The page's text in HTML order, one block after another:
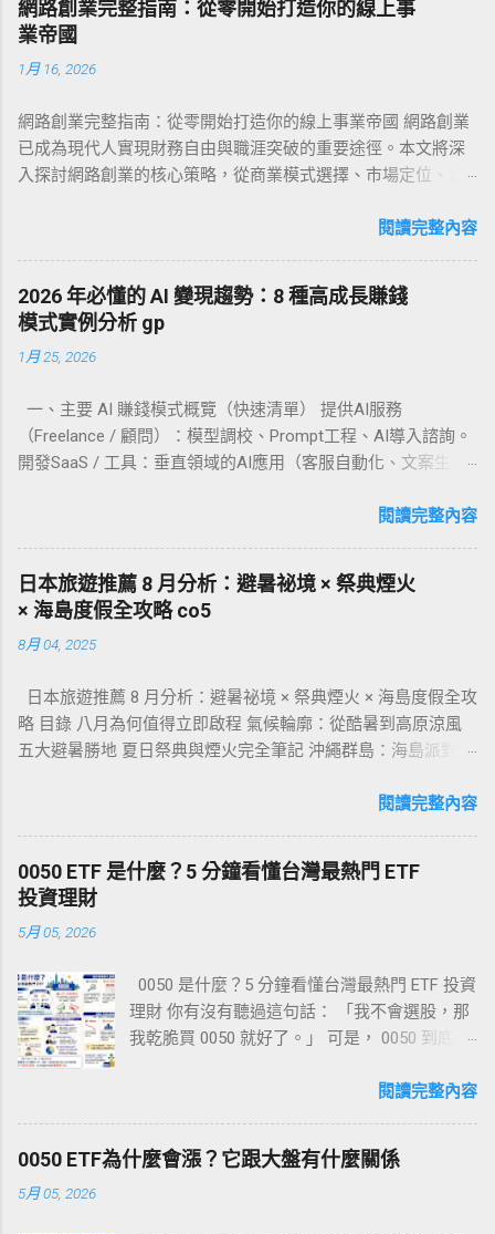
landscape of global connectivity. 1. Amphenol
harnesses within automobiles and aircraft to
connectors are the foundational components
that ensure reliable electrical and signal
continuity. They are the backbone of modern
maintenance, and guaranteeing robust
interconnectivity across countless applications.
As a global epicenter of electronics
manufacturing and connector innovation,
Taiwan has firmly established itself as a leading
manufacturers are globally recognized for their
unwave...
網路創業完整指南：從零開始打造你的線上事
業帝國
1月 16, 2026
網路創業完整指南：從零開始打造你的線上事業帝國 網路創業
已成為現代人實現財務自由與職涯突破的重要途徑。本文將深
入探討網路創業的核心策略，從商業模式選擇、市場定位、流
商平台販售商品、經營內容創作、提供線上服務，或是建立訂
我們將分享成功案例、常見陷阱，以及如何在競爭激烈的數位
市場中脫穎而出的關鍵策略。 文章目錄 什麼是網路創業？定義
與核心概念 探討網路創業的本質、與傳統創業的差異，以及為
何它成為當代最具潛力的商業模式。 網路創業的七大商業模式
徑，幫助你找到最適合的方向。 市場研究與利基選擇策略 學習
如何進行有效的市場調查，找出競爭較小但需求明確的利基市
場，降低創業風險。 打造個人品牌與商業定位 了解如何建立獨
取的五大核心管道 掌握SEO、社群媒體、付費廣告、內容行銷
與聯盟行銷的實戰技巧，建立穩定客源。 轉換率優化與銷售漏
斗設計 學習如何將訪客轉化為付費客戶，透過漏斗思維提升整
體營收表現。 網路創業的多元變現策略 探索廣告收入、聯盟行
銷、數位產品銷售、訂閱制等不同收益模式的優缺點。 網路創
業必備工具與平台 介紹架站工具、電商平台、行銷自動化系統
誤 分析失敗案例，幫助你避開常見陷阱，節省時間與金錢成
本。 事業擴張與自動化系統建立 當事業穩定後，如何透過系統
化與團隊建立實現規模化成長。 什麼是網路創業？定義與核心
閱讀完整內容
2026 年必懂的 AI 變現趨勢：8 種高成長賺錢
模式實例分析 gp
1月 25, 2026
一、主要 AI 賺錢模式概覽（快速清單） 提供AI服務
（Freelance / 顧問）：模型調校、Prompt工程、AI導入諮詢。
開發SaaS / 工具：垂直領域的AI應用（客服自動化、文案生
章、影片、電子書、線上課程、付費社群。 自動化代營運：用
型孵化：收集/標註數據、售賣資料集或自訓模型。 代理/整合
API：把大型模型（OpenAI、Anthropic等）包裝成垂直解決方
案銷售。 交易與量化策略：利用AI做策略研究與自動下單（高
風險）。 教育與培訓：開課、工作坊、企業內訓、顧問報酬。
（Freelance）— 內容、Prompt工程、模型微調 步驟：建立作
品集 → 在平台刊登（Upwork、Fiverr、台灣的接案平台）→ 用
案例說明提升報價。 技能：Prompt設計、API使用、基礎
中案 $$$1{,}000–5{,}000$$、長期顧問每月可達 $$$2{,}000–
10{,}000$$。 風險：平台競爭、無穩定客戶。解法：建立長期
合約與口碑。 創建AI SaaS（產品化） 步驟：找利基市場 → 骨
幹功能最小可行產品（MVP）→ 使用第三方模型（降低研發）
→ 測試、收費訂閱。 技能：產品管理、後端（API整合）、前
端、雲端部署、安全合規。 收益模式：訂閱制（SaaS）、API
–1{,}000$$（取決用量）、開發人力 $$$10{,}000+$$。 風險：
競品快速跟進、資料隱私、API成本上升。策略：差異化功能與
垂直化。 內容與個人品牌變現 步驟：選利基（如財經、健康、
程式教學）→ 用AI輔助大量產出→ 建立YouTube/部落格/電子
報→ 廣告、贊助、付費會員、課程。 技能：內容策劃、SEO、
影片剪輯、社群運營。 收益估算：單一優質頻道月入可從
$$$500$$ 到 $$$20{,}000+$$（取決流量與變現方式）。 風
閱讀完整內容
日本旅遊推薦 8 月分析：避暑祕境 × 祭典煙火
× 海島度假全攻略 co5
8月 04, 2025
日本旅遊推薦 8 月分析：避暑祕境 × 祭典煙火 × 海島度假全攻
略 目錄 八月為何值得立即啟程 氣候輪廓：從酷暑到高原涼風
五大避暑勝地 夏日祭典與煙火完全筆記 沖繩群島：海島派對與
則：東京、大阪、名古屋 交通、住宿與預算地圖 行李清單與防
險 生態體驗 × 可持續旅行 結語：留下屬於盛夏的記憶 1. 八月
為何值得立即啟程 日本 8 月進入盛夏，夏季祭典、烟火大會、
高山避暑與海島度假同時引爆，旅人能一次擁抱「酷熱 × 涼爽
× 傳統 × 派對」四重奏。 每年 8 月 13–16 日的盂蘭盆週
與祭典的最佳時點。 北緯差異使北海道清涼、沖繩海溫舒適，
本州平原雖炙熱卻布滿空調密集的城市設施與夜間花火。 2. 氣
候輪廓：從酷暑到高原涼風 區域 平均日高 (°C) 平均夜低 (°C)
體感特色 推薦著裝 北海道 22–26 15–20 日夜溫差大，晚間宜
外套 薄長袖 + 風衣 東京／大阪 31–34 26–28 高溫高濕，城市
空調多 速乾短袖 + 遮陽帽 輕井澤 22–26 16–19 森林涼意 薄針
織 + 休閒鞋 沖繩 30–32 27–28 海風涼感、紫外線強 透氣短袖
+ 防 UV 泳衣 訣竅：同一趟旅程跨區移動時，請把「速乾排汗
衫＋薄羽絨」打包在一起，兼顧平原酷暑與高山夜寒。 3. 五大
閱讀完整內容
0050 ETF 是什麼？5 分鐘看懂台灣最熱門 ETF
投資理財
5月 05, 2026
0050 是什麼？5 分鐘看懂台灣最熱門 ETF 投資
理財 你有沒有聽過這句話： 「我不會選股，那
我乾脆買 0050 就好了。」 可是， 0050 到底是
是在買什麼？ 這一集，我用最白話的方式，幫
台灣卓越 50 ETF ，它追蹤的是 臺灣 50 指數 。
這個指數是由臺灣證券交易所和富時國際共同
閱讀完整內容
0050 ETF為什麼會漲？它跟大盤有什麼關係
5月 05, 2026